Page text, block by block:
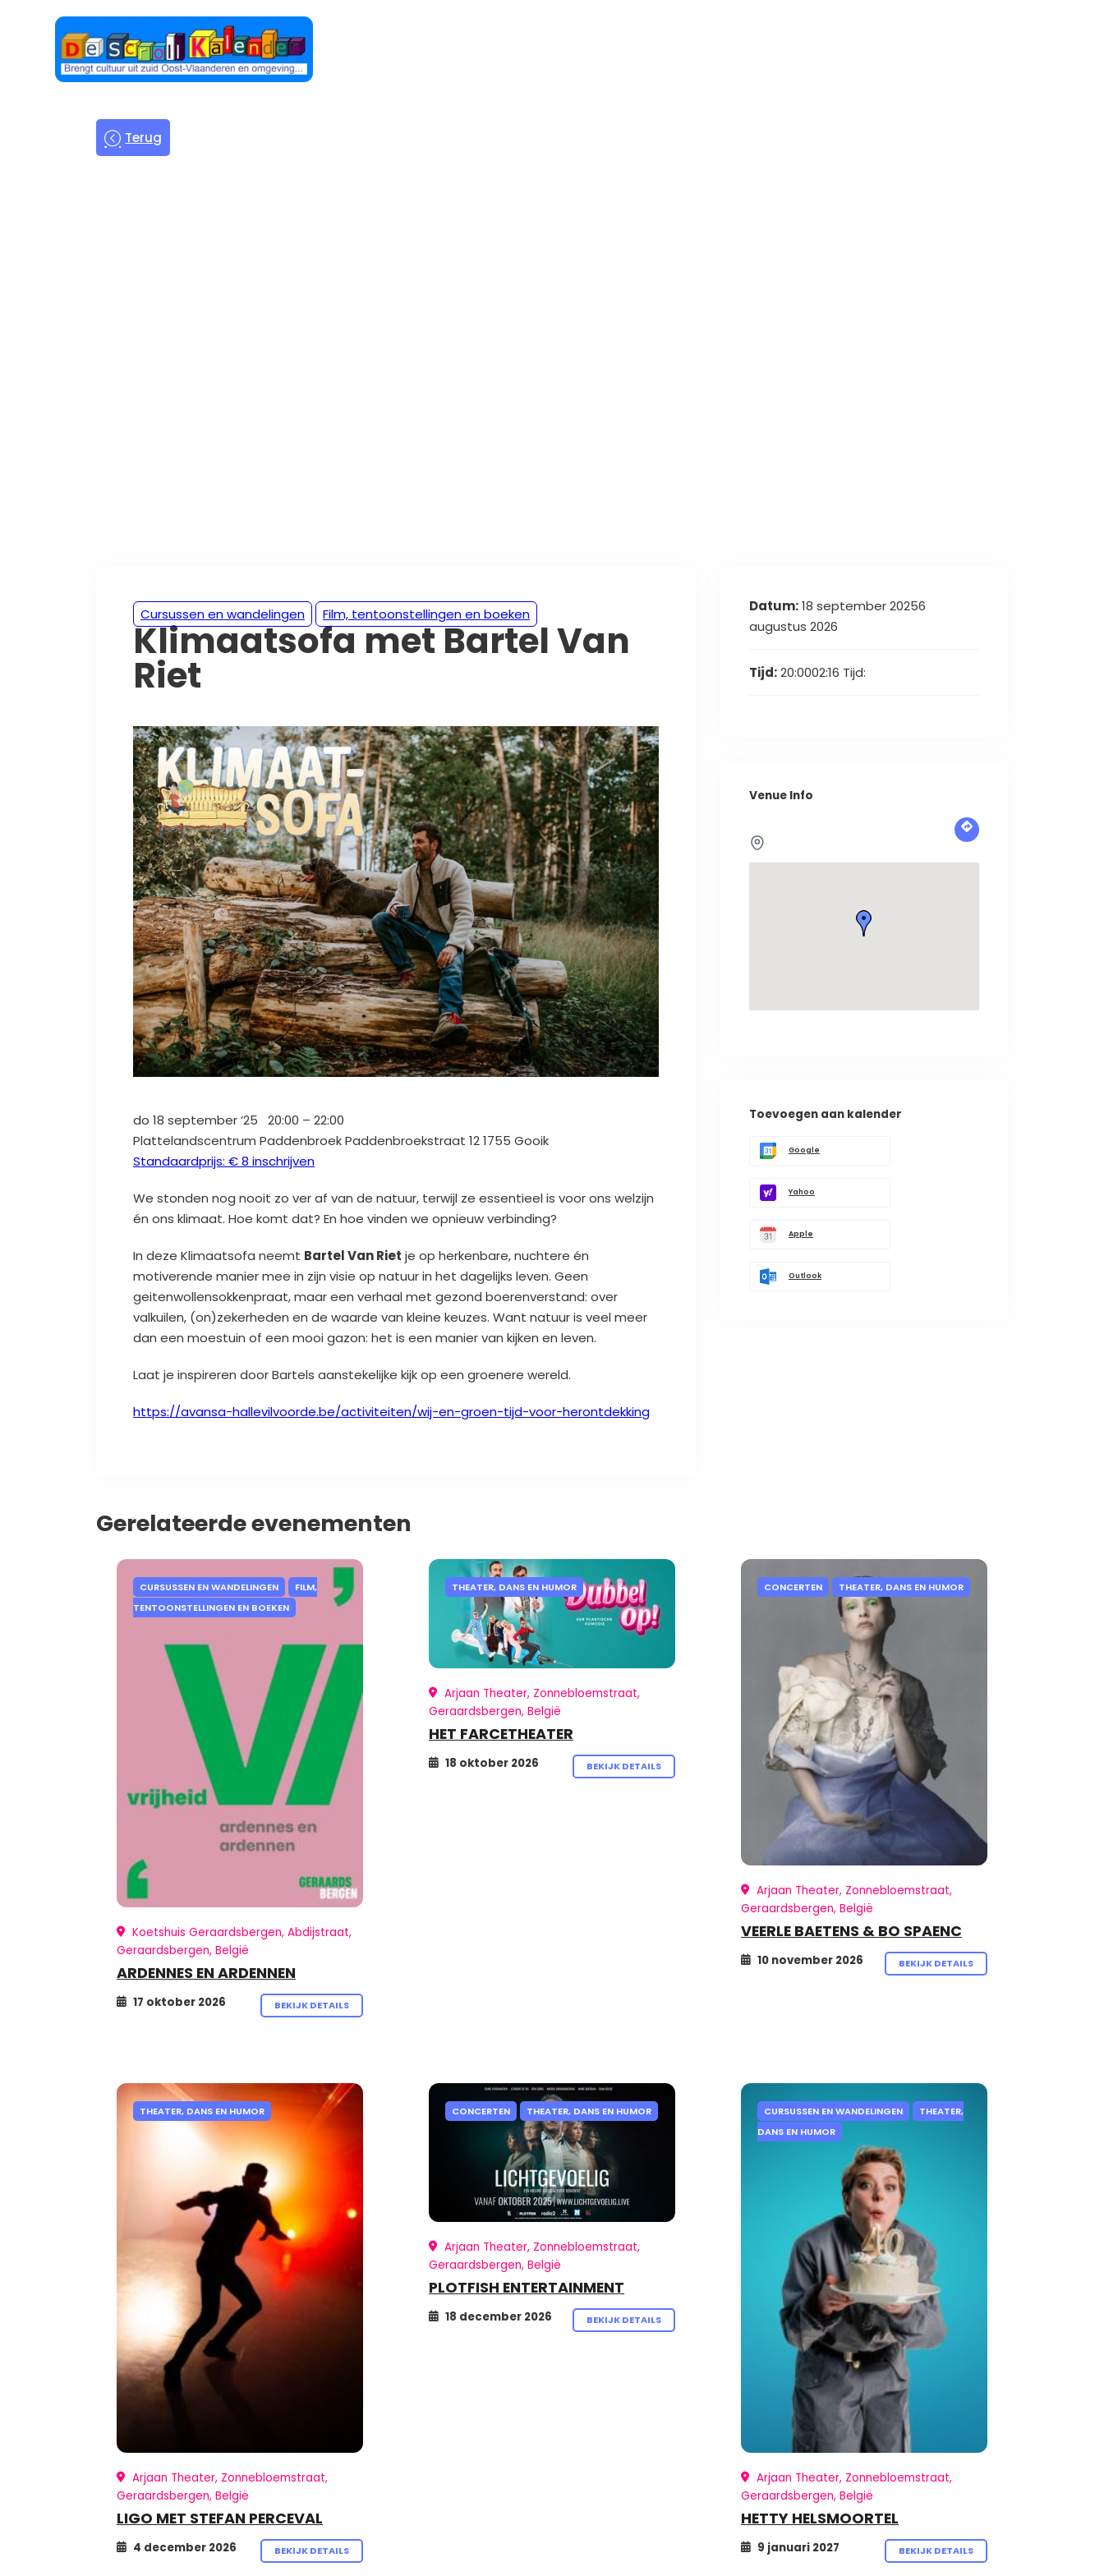
Terug
Cursussen en wandelingen Film, tentoonstellingen en boeken
Klimaatsofa met Bartel Van
Riet
do 18 september ’25 20:00 – 22:00
Plattelandscentrum Paddenbroek Paddenbroekstraat 12 1755 Gooik
Standaardprijs: € 8 inschrijven
We stonden nog nooit zo ver af van de natuur, terwijl ze essentieel is voor ons welzijn
én ons klimaat. Hoe komt dat? En hoe vinden we opnieuw verbinding?
In deze Klimaatsofa neemt Bartel Van Riet je op herkenbare, nuchtere én
motiverende manier mee in zijn visie op natuur in het dagelijks leven. Geen
geitenwollensokkenpraat, maar een verhaal met gezond boerenverstand: over
valkuilen, (on)zekerheden en de waarde van kleine keuzes. Want natuur is veel meer
dan een moestuin of een mooi gazon: het is een manier van kijken en leven.
Laat je inspireren door Bartels aanstekelijke kijk op een groenere wereld.
https://avansa-hallevilvoorde.be/activiteiten/wij-en-groen-tijd-voor-herontdekking
Datum:18 september 20256
augustus 2026
Tijd:20:0002:16 Tijd:
Venue Info
Toevoegen aan kalender
Google
Yahoo
Apple
Outlook
Gerelateerde evenementen
CURSUSSEN EN WANDELINGEN
FILM,
TENTOONSTELLINGEN EN BOEKEN
Koetshuis Geraardsbergen, Abdijstraat,
Geraardsbergen, België
ARDENNES EN ARDENNEN
17 oktober 2026 BEKIJK DETAILS
THEATER, DANS EN HUMOR
Arjaan Theater, Zonnebloemstraat,
Geraardsbergen, België
HET FARCETHEATER
18 oktober 2026 BEKIJK DETAILS
CONCERTEN THEATER, DANS EN HUMOR
Arjaan Theater, Zonnebloemstraat,
Geraardsbergen, België
VEERLE BAETENS & BO SPAENC
10 november 2026 BEKIJK DETAILS
THEATER, DANS EN HUMOR
Arjaan Theater, Zonnebloemstraat,
Geraardsbergen, België
LIGO MET STEFAN PERCEVAL
4 december 2026 BEKIJK DETAILS
CONCERTEN THEATER, DANS EN HUMOR
Arjaan Theater, Zonnebloemstraat,
Geraardsbergen, België
PLOTFISH ENTERTAINMENT
18 december 2026 BEKIJK DETAILS
CURSUSSEN EN WANDELINGEN
THEATER,
DANS EN HUMOR
Arjaan Theater, Zonnebloemstraat,
Geraardsbergen, België
HETTY HELSMOORTEL
9 januari 2027 BEKIJK DETAILS